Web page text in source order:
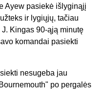
Ayew pasiekė išlyginąjį
ir lygiųjų, tačiau
Kingas 90-ąją minutę
komandai pasiekti
nesugeba jau
po pergalės